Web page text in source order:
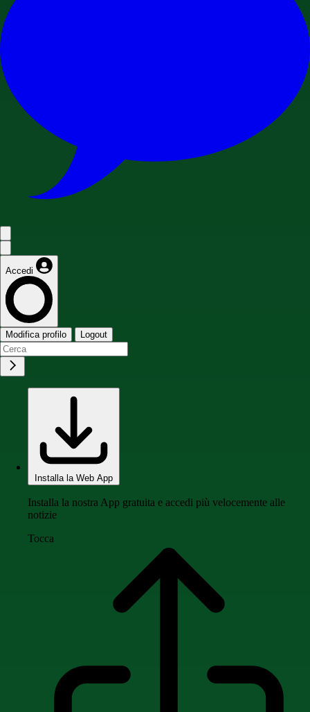
Accedi
Modifica profilo Logout
Installa la Web App
Installa la nostra App gratuita e accedi più velocemente alle
notizie
Tocca